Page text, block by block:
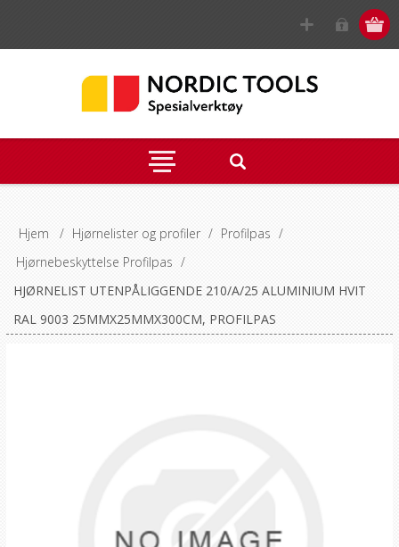
Hjem / Hjørnelister og profiler / Profilpas /
Hjørnebeskyttelse Profilpas /
HJØRNELIST UTENPÅLIGGENDE 210/A/25 ALUMINIUM HVIT
RAL 9003 25MMX25MMX300CM, PROFILPAS